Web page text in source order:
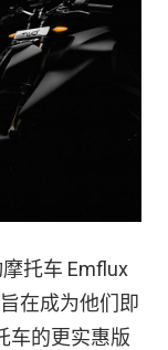
托车 Emflux
在成为他们即
车的更实惠版